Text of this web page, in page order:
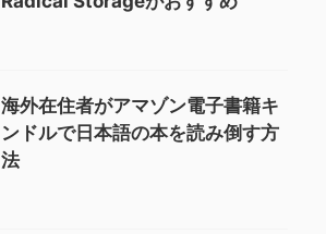
海外在住者がアマゾン電子書籍キ
ンドルで日本語の本を読み倒す方
法